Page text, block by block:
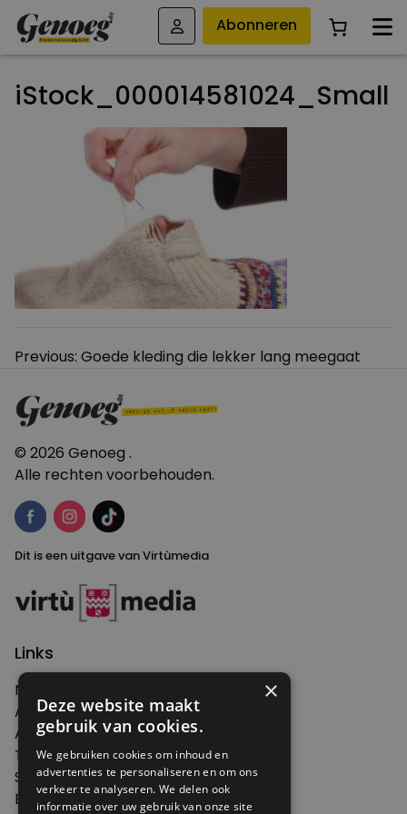
Abonneren
iStock_000014581024_Small
Bericht
Previous: Goede kleding die lekker lang meegaat
© 2026 Genoeg .
Alle rechten voorbehouden.
Dit is een uitgave van Virtùmedia
Links
Nieuws
Artikelen
Agenda
Thema's
Shop
Edities
×
Deze website maakt
gebruik van cookies.
We gebruiken cookies om inhoud en
advertenties te personaliseren en om ons
verkeer te analyseren. We delen ook
informatie over uw gebruik van onze site